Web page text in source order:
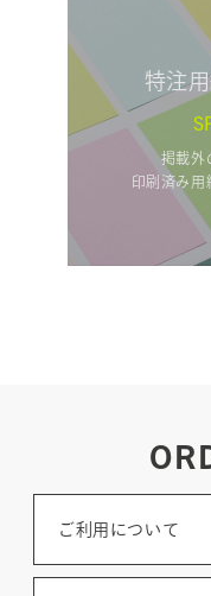
特注
掲載外
印刷済み用
ご利用について